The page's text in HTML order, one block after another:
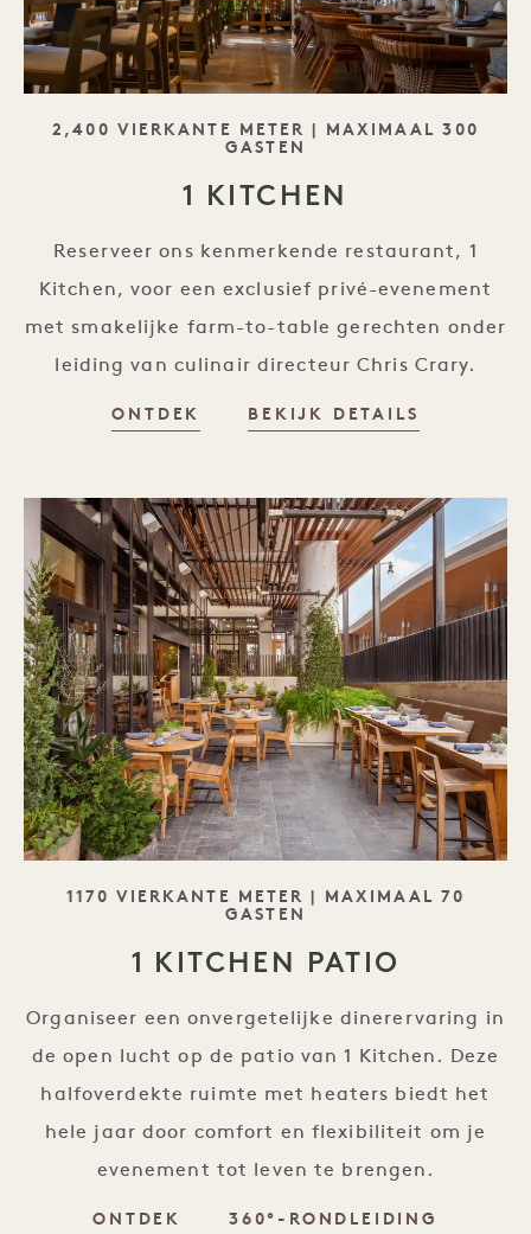
SLOGAN
2,400 VIERKANTE METER | MAXIMAAL 300
GASTEN
1 KITCHEN
Reserveer ons kenmerkende restaurant, 1
Kitchen, voor een exclusief privé-evenement
met smakelijke farm-to-table gerechten onder
leiding van culinair directeur Chris Crary.
ONTDEK BEKIJK DETAILS
SLOGAN
1170 VIERKANTE METER | MAXIMAAL 70
GASTEN
1 KITCHEN PATIO
Organiseer een onvergetelijke dinerervaring in
de open lucht op de patio van 1 Kitchen. Deze
halfoverdekte ruimte met heaters biedt het
hele jaar door comfort en flexibiliteit om je
evenement tot leven te brengen.
ONTDEK 360°-RONDLEIDING